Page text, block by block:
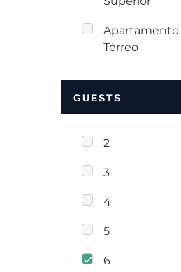
Apartamento
Térreo
GUESTS
2
3
4
5
6